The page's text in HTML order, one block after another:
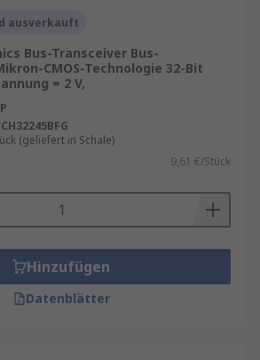
ausverkauft
Bus-Transceiver Bus-
CMOS-Technologie 32-Bit
= 2 V,
(geliefert in Schale)
9,61 €/Stück
Hinzufügen
Datenblätter